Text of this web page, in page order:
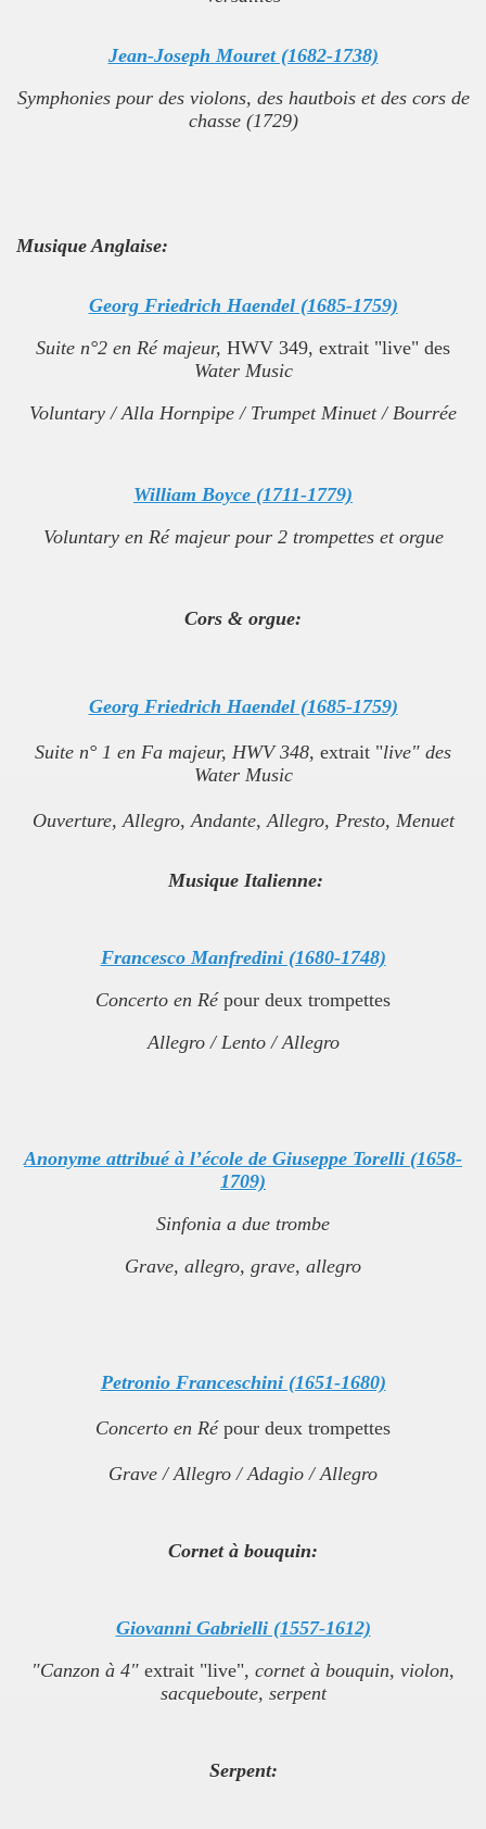
Jean-Joseph Mouret (1682-1738)
Symphonies pour des violons, des hautbois et des cors de
chasse (1729)
Musique Anglaise:
Georg Friedrich Haendel (1685-1759)
Suite n°2 en Ré majeur, HWV 349, extrait "live" des
Water Music
Voluntary / Alla Hornpipe / Trumpet Minuet / Bourrée
William Boyce (1711-1779)
Voluntary en Ré majeur pour 2 trompettes et orgue
Cors & orgue:
Georg Friedrich Haendel (1685-1759)
Suite n° 1 en Fa majeur, HWV 348, extrait "live" des
Water Music
Ouverture,Allegro,Andante,Allegro, Presto, Menuet
Musique Italienne:
Francesco Manfredini (1680-1748)
Concerto en Répour deux trompettes
Allegro / Lento / Allegro
Anonyme attribué à l’école de Giuseppe Torelli (1658-
1709)
Sinfonia a due trombe
Grave, allegro, grave, allegro
Petronio Franceschini (1651-1680)
Concerto en Répour deux trompettes
Grave / Allegro / Adagio / Allegro
Cornet à bouquin:
Giovanni Gabrielli (1557-1612)
"Canzon à 4" extrait "live", cornet à bouquin, violon,
sacqueboute, serpent
Serpent: